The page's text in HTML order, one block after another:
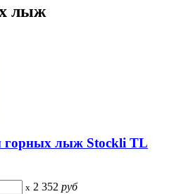
лыж
горных лыж Stockli TL
x 2 352 руб